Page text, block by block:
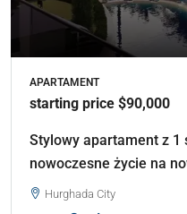
APARTAMENT
starting price $90,000
Stylowy apartament z 1
nowoczesne życie na
Hurghada City